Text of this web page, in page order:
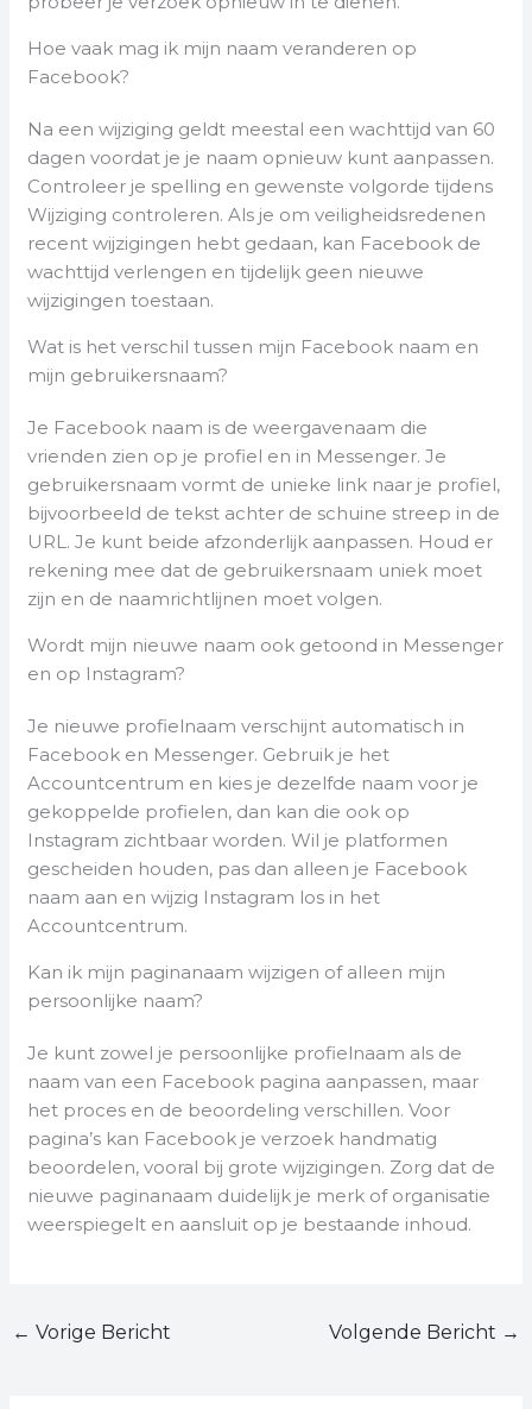
Hoe vaak mag ik mijn naam veranderen op
Facebook?
Na een wijziging geldt meestal een wachttijd van 60
dagen voordat je je naam opnieuw kunt aanpassen.
Controleer je spelling en gewenste volgorde tijdens
Wijziging controleren. Als je om veiligheidsredenen
recent wijzigingen hebt gedaan, kan Facebook de
wachttijd verlengen en tijdelijk geen nieuwe
wijzigingen toestaan.
Wat is het verschil tussen mijn Facebook naam en
mijn gebruikersnaam?
Je Facebook naam is de weergavenaam die
vrienden zien op je profiel en in Messenger. Je
gebruikersnaam vormt de unieke link naar je profiel,
bijvoorbeeld de tekst achter de schuine streep in de
URL. Je kunt beide afzonderlijk aanpassen. Houd er
rekening mee dat de gebruikersnaam uniek moet
zijn en de naamrichtlijnen moet volgen.
Wordt mijn nieuwe naam ook getoond in Messenger
en op Instagram?
Je nieuwe profielnaam verschijnt automatisch in
Facebook en Messenger. Gebruik je het
Accountcentrum en kies je dezelfde naam voor je
gekoppelde profielen, dan kan die ook op
Instagram zichtbaar worden. Wil je platformen
gescheiden houden, pas dan alleen je Facebook
naam aan en wijzig Instagram los in het
Accountcentrum.
Kan ik mijn paginanaam wijzigen of alleen mijn
persoonlijke naam?
Je kunt zowel je persoonlijke profielnaam als de
naam van een Facebook pagina aanpassen, maar
het proces en de beoordeling verschillen. Voor
pagina’s kan Facebook je verzoek handmatig
beoordelen, vooral bij grote wijzigingen. Zorg dat de
nieuwe paginanaam duidelijk je merk of organisatie
weerspiegelt en aansluit op je bestaande inhoud.
← Vorige Bericht Volgende Bericht →